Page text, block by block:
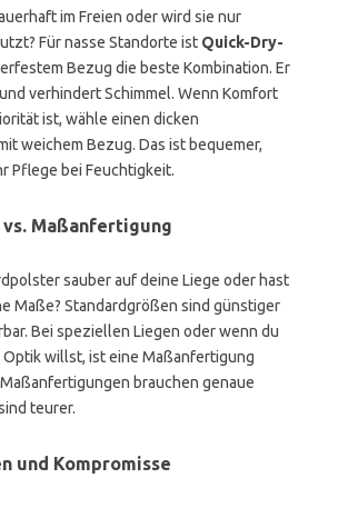
im Freien oder wird sie nur
Für nasse Standorte ist Quick-Dry-
Bezug die beste Kombination. Er
verhindert Schimmel. Wenn Komfort
ist, wähle einen dicken
weichem Bezug. Das ist bequemer,
Pflege bei Feuchtigkeit.
Maßanfertigung
sauber auf deine Liege oder hast
Maße? Standardgrößen sind günstiger
Bei speziellen Liegen oder wenn du
Optik willst, ist eine Maßanfertigung
brauchen genaue
teurer.
und Kompromisse